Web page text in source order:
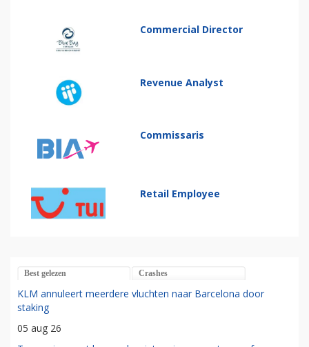
Commercial Director
Revenue Analyst
Commissaris
Retail Employee
Best gelezen Crashes
KLM annuleert meerdere vluchten naar Barcelona door
staking
05 aug 26